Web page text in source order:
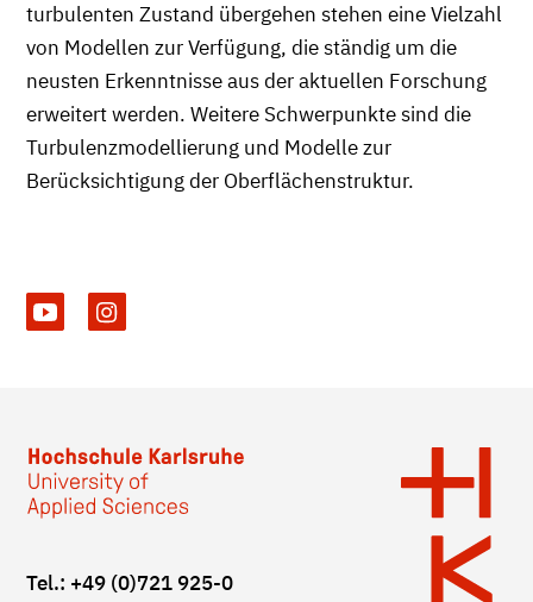
turbulenten Zustand übergehen stehen eine Vielzahl
von Modellen zur Verfügung, die ständig um die
neusten Erkenntnisse aus der aktuellen Forschung
erweitert werden. Weitere Schwerpunkte sind die
Turbulenzmodellierung und Modelle zur
Berücksichtigung der Oberflächenstruktur.
Tel.: +49 (0)721 925-0